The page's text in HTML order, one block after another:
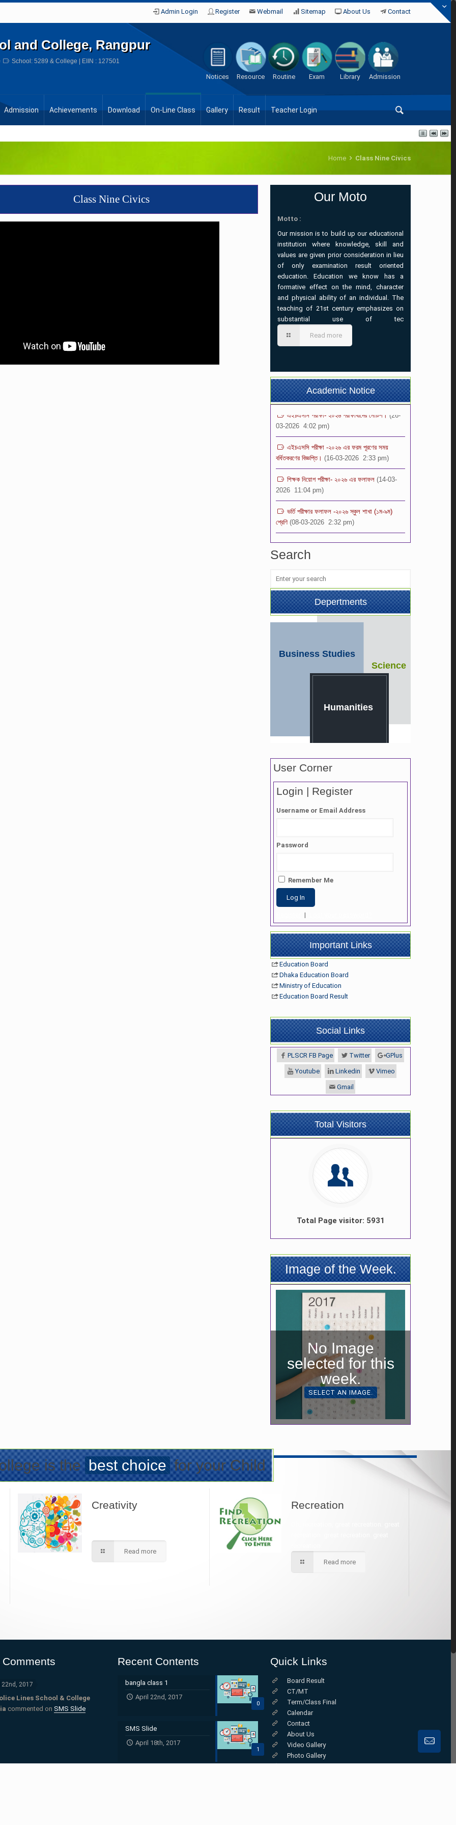
and College, Rangpur
School: 5289 & College | EIIN : 127501
Admin Login Register Webmail Sitemap About Us Contact
Admission Achievements Download On-Line Class Gallery Result Teacher Login
Notices Resource Routine Exam Library Admission
Home Class Nine Civics
Class Nine Civics Our Moto
Motto :
Our mission is to build up our educational
institution where knowledge, skill and
values are given prior consideration in lieu
of only examination result oriented
education. Education we know has a
formative effect on the mind, character
and physical ability of an individual. The
teaching of 21st century emphasizes on
substantial use of tec
Read more
Academic Notice
ভর্তি বিজ্ঞপ্তি-২০২৬ (৩য়-৯ম) শ্রেনি পর্যন্ত
2026 7:00 pm)
প্রতিষ্ঠান বন্ধের বিজ্ঞপ্তি (21-05-2026 1:12 pm)
১০ম শ্রেণির অভিভাবক সমাবেশ এর বিজ্ঞপ্তি
2026 8:37 am)
নতুন কুড়ি স্পোর্টস-২০২৬ বিজ্ঞপ্তি
সংবাদ বিজ্ঞপ্তি (10-04-2026 3:06 pm)
এইচএসসি পরীক্ষা- ২০২৬ পরীক্ষার্থীদের নোটিশ। (26-
বর্ধিতকরণের বিজ্ঞপ্তি।
2026 11:04 pm)
শ্রেণি
(08-03-2026 2:32 pm)
Search
Depertments
Humanities
Business Studies
Science
User Corner
Login | Register
Username or Email Address
Password
Remember Me
|
Important Links
Education Board
Dhaka Education Board
Ministry of Education
Education Board Result
Social Links
PLSCR FB Page Twitter GPlus
Youtube Linkedin Vimeo
Gmail
Total Visitors
Total Page visitor: 5931
Image of the Week.
No Image
selected for this
week.
SELECT AN IMAGE.
is the best choice for your Child
Creativity
Read more
Recreation
Read more
22nd, 2017
Lines School & College
commented on SMS Slide
Recent Contents
0
bangla class 1
April 22nd, 2017
1
SMS Slide
April 18th, 2017
Quick Links
Board Result
CT/MT
Term/Class Final
Calendar
Contact
About Us
Video Gallery
Photo Gallery